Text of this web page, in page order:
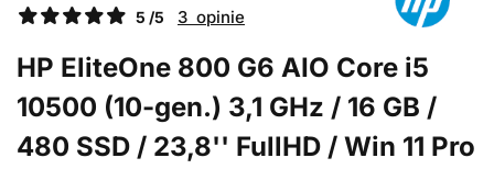
5 /5 3 opinie
HP EliteOne 800 G6 AIO Core i5
10500 (10-gen.) 3,1 GHz / 16 GB /
480 SSD / 23,8'' FullHD / Win 11 Pro